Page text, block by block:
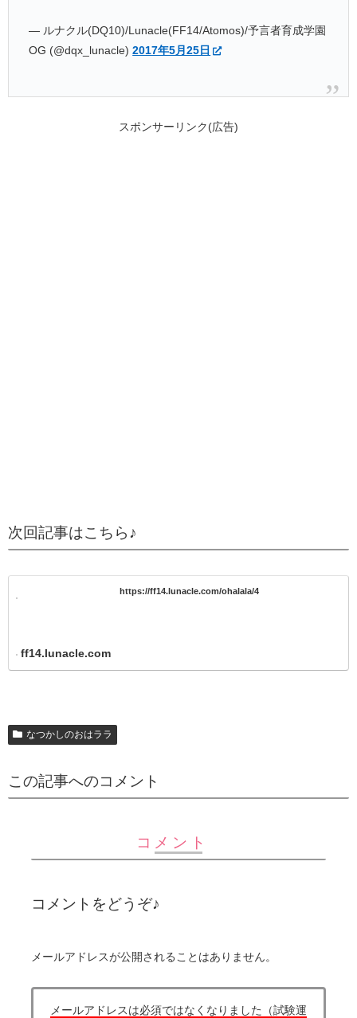
— ルナクル(DQ10)/Lunacle(FF14/Atomos)/予言者育成学園
OG (@dqx_lunacle)2017年5月25日
スポンサーリンク(広告)
次回記事はこちら♪
https://ff14.lunacle.com/ohalala/4
ff14.lunacle.com
なつかしのおはララ
この記事へのコメント
コメント
コメントをどうぞ♪
メールアドレスが公開されることはありません。
メールアドレスは必須ではなくなりました（試験運